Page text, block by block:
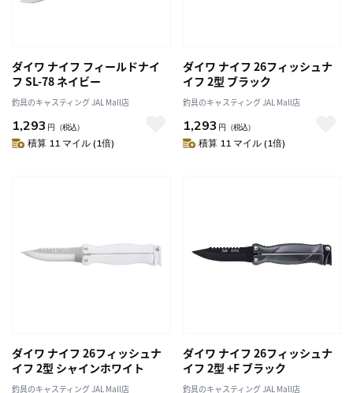
ダイワ ナイフ フィールドナイ
フ SL-78 ネイビー
釣具のキャスティング JAL Mall店
1,293 円 （税込）
積算 11 マイル (1倍)
ダイワ ナイフ 26フィッシュナ
イフ 2型 ブラック
釣具のキャスティング JAL Mall店
1,293 円 （税込）
積算 11 マイル (1倍)
ダイワ ナイフ 26フィッシュナ
イフ 2型 シャインホワイト
釣具のキャスティング JAL Mall店
ダイワ ナイフ 26フィッシュナ
イフ 2型 +F ブラック
釣具のキャスティング JAL Mall店